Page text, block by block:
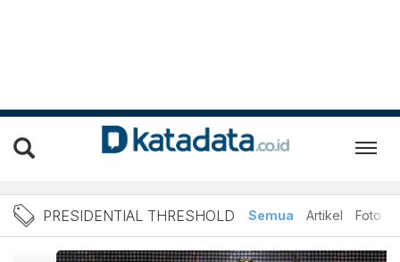
Berita Presidential
PRESIDENTIAL THRESHOLD Semua Artikel Foto